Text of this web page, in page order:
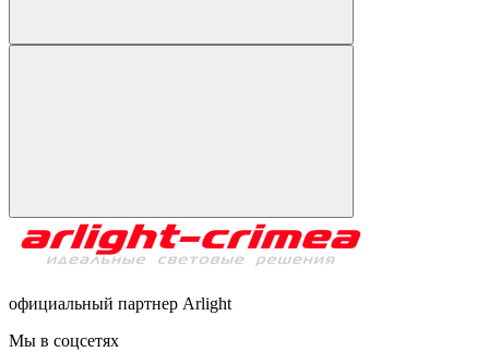
официальный партнер Arlight
Мы в соцсетях